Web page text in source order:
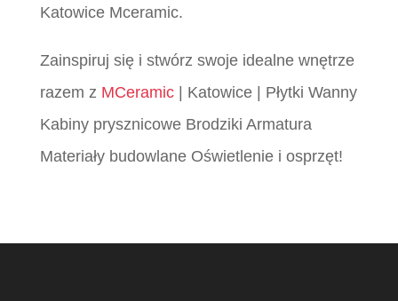
Katowice Mceramic.
Zainspiruj się i stwórz swoje idealne wnętrze
razem z MCeramic| Katowice | Płytki Wanny
Kabiny prysznicowe Brodziki Armatura
Materiały budowlane Oświetlenie i osprzęt!